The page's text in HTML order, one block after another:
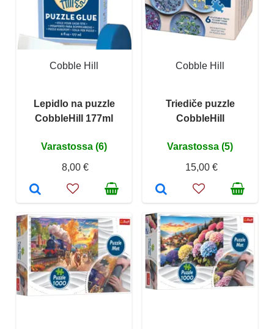
Cobble Hill
Lepidlo na puzzle
CobbleHill 177ml
Varastossa (6)
8,00 €
Cobble Hill
Triediče puzzle
CobbleHill
Varastossa (5)
15,00 €